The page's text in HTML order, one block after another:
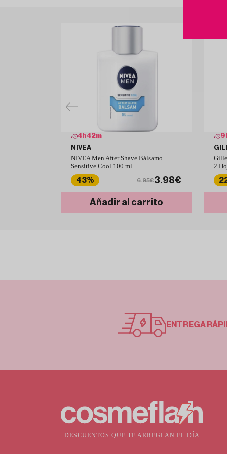
4 h42m
NIVEA
NIVEA Men After Shave Bálsamo
Sensitive Cool 100 ml
43% 6.95€3.98€
Añadir al carrito
9
2
ENTREGA
DESCUENTOS QUE TE ARREGLAN EL DÍA